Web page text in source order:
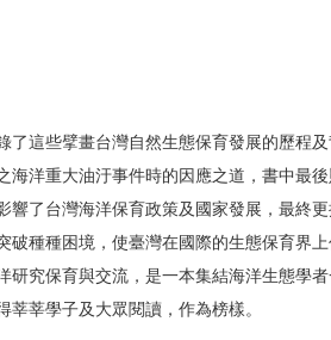
了這些擘畫台灣自然生態保育發展的歷程
海洋重大油汙事件時的因應之道，書中最
響了台灣海洋保育政策及國家發展，最終
破種種困境，使臺灣在國際的生態保育界
研究保育與交流，是一本集結海洋生態學
莘莘學子及大眾閱讀，作為榜樣。